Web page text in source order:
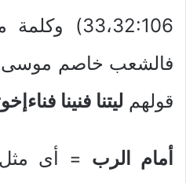
33،32:106)
فالشعب خاصم موسى
قولهم ليتنا فنينا
أمام الرب = أى مثل